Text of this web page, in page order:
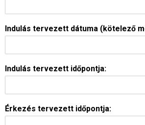
Indulás tervezett dátuma (kötelező
Indulás tervezett időpontja:
Érkezés tervezett időpontja: